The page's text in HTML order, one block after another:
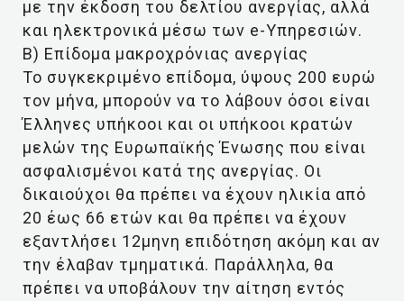
με την έκδοση του δελτίου ανεργίας, αλλά
και ηλεκτρονικά μέσω των e-Υπηρεσιών.
Β) Επίδομα μακροχρόνιας ανεργίας
Το συγκεκριμένο επίδομα, ύψους 200 ευρώ
τον μήνα, μπορούν να το λάβουν όσοι είναι
Έλληνες υπήκοοι και οι υπήκοοι κρατών
μελών της Ευρωπαϊκής Ένωσης που είναι
ασφαλισμένοι κατά της ανεργίας. Οι
δικαιούχοι θα πρέπει να έχουν ηλικία από
20 έως 66 ετών και θα πρέπει να έχουν
εξαντλήσει 12μηνη επιδότηση ακόμη και αν
την έλαβαν τμηματικά. Παράλληλα, θα
πρέπει να υποβάλουν την αίτηση εντός